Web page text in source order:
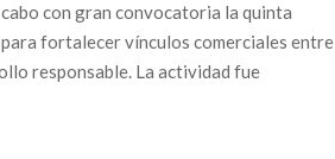
con gran convocatoria la quinta
fortalecer vínculos comerciales entre
responsable. La actividad fue